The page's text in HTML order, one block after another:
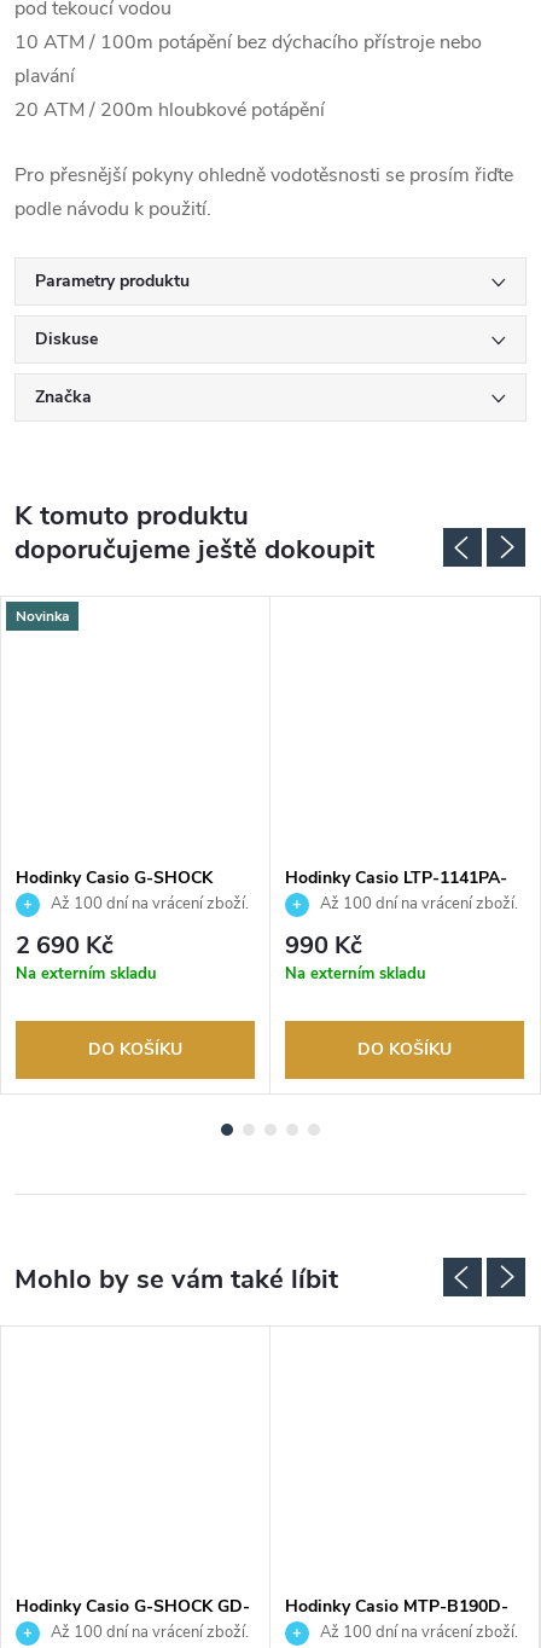
pod tekoucí vodou
10 ATM / 100m potápění bez dýchacího přístroje nebo
plavání
20 ATM / 200m hloubkové potápění
Pro přesnější pokyny ohledně vodotěsnosti se prosím řiďte
podle návodu k použití.
Parametry produktu
Diskuse
Značka
K tomuto produktu
doporučujeme ještě dokoupit
Novinka
Hodinky Casio G-SHOCK
GMA-S2100BA-2A2ER
Až 100 dní na vrácení zboží.
Autorizovaný prodejce.
2 690 Kč
Na externím skladu
DO KOŠÍKU
Hodinky Casio LTP-1141PA-
7BEGAž 100 dní na vrácení zboží.
Autorizovaný prodejce.
990 Kč
Na externím skladu
DO KOŠÍKU
Hodinky Casio G-SHOCK GD-
010-1A1ER
Až 100 dní na vrácení zboží.
Hodinky Casio MTP-B190D-
1BVEFAž 100 dní na vrácení zboží.